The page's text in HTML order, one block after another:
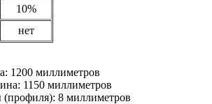
10%
нет
1200 миллиметров
1150 миллиметров
(профиля): 8 миллиметров